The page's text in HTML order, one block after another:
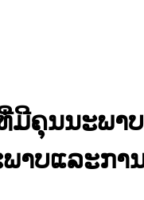
ມີຄຸນນະພາ
າບແລະກາ